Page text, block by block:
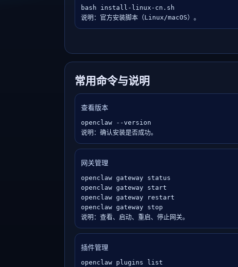
bash install-linux-cn.sh
说明：官方安装脚本（Linux/macOS）。
常用命令与说明
查看版本
openclaw --version
说明：确认安装是否成功。
网关管理
openclaw gateway status
openclaw gateway start
openclaw gateway restart
openclaw gateway stop
说明：查看、启动、重启、停止网关。
插件管理
openclaw plugins list